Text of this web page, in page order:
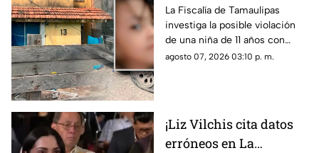
más de 5 meses de
embarazo: autoridades
investigan familiares
La Fiscalía de Tamaulipas
investiga la posible violación
de una niña de 11 años con
cinco meses de embarazo en
agosto 07, 2026 03:10 p. m.
¡Liz Vilchis cita datos
erróneos en La